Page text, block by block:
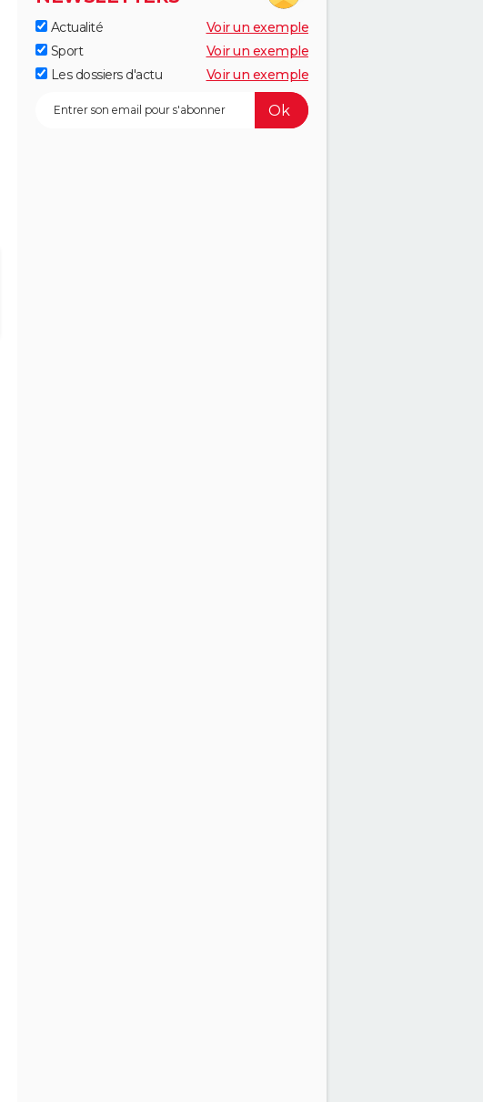
Actualité
Voir un exemple
Sport
Voir un exemple
Les dossiers d'actu
Voir un exemple